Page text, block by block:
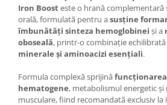
Iron Boosteste o hrană complementară
orală, formulată pentru asusține
îmbunătăți sinteza hemoglobinei și a
oboseală, printr-o combinație
minerale și aminoacizi esențiali.
Formula complexă sprijină
hematogene, metabolismul energetic și
musculare, fiind recomandată exclusiv